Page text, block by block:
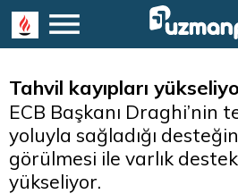
Tahvil kayıpları
ECB Başkanı Draghi’nin
yoluyla sağladığı
görülmesi ile varlık
yükseliyor.